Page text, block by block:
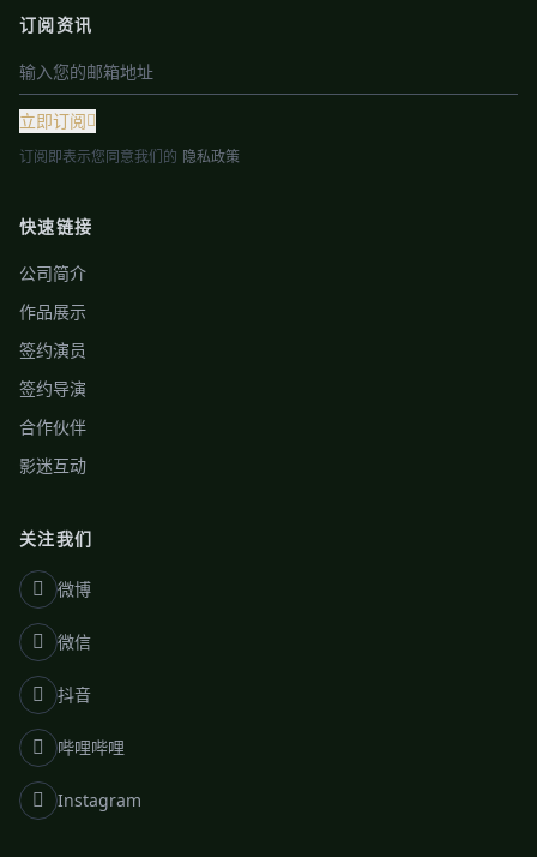
订阅资讯
立即订阅
订阅即表示您同意我们的 隐私政策
快速链接
公司简介
作品展示
签约演员
签约导演
合作伙伴
影迷互动
关注我们
微博
微信
抖音
哔哩哔哩
Instagram